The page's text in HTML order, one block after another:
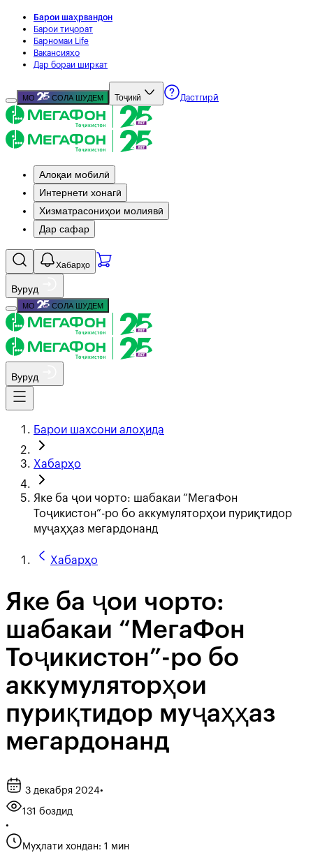
Барои шаҳрвандон
Барои тиҷорат
Барномаи Life
Вакансияҳо
Дар бораи ширкат
МО СОЛА ШУДЕМ Тоҷикӣ Дастгирӣ
Алоқаи мобилӣ
Интернети хонагӣ
Хизматрасониҳои молиявӣ
Дар сафар
Хабарҳо
Вуруд
МО СОЛА ШУДЕМ
Вуруд
Барои шахсони алоҳида
Хабарҳо
Яке ба ҷои чорто: шабакаи “МегаФон
Тоҷикистон”-ро бо аккумуляторҳои пуриқтидор
муҷаҳҳаз мегардонанд
Хабарҳо
Яке ба ҷои чорто:
шабакаи “МегаФон
Тоҷикистон”-ро бо
аккумуляторҳои
пуриқтидор муҷаҳҳаз
мегардонанд
3 декабря 2024•
131 боздид
•
Муҳлати хондан: 1 мин